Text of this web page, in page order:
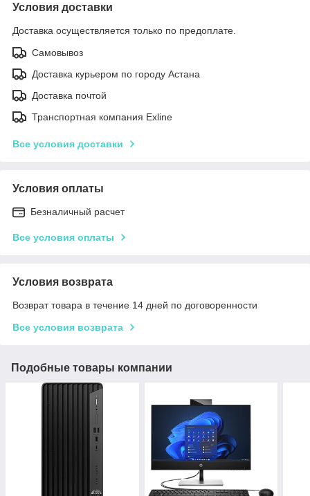
Условия доставки
Доставка осуществляется только по предоплате.
Самовывоз
Доставка курьером по городу Астана
Доставка почтой
Транспортная компания Exline
Все условия доставки
Условия оплаты
Безналичный расчет
Все условия оплаты
Условия возврата
Возврат товара в течение 14 дней по договоренности
Все условия возврата
Подобные товары компании